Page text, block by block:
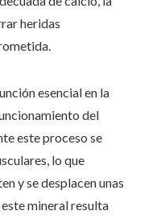
heridas
esencial en la
del
este proceso se
lo que
y se desplacen unas
mineral resulta